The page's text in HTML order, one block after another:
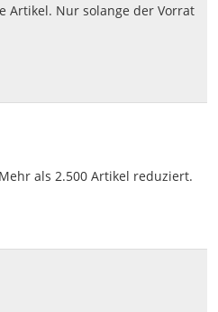
Artikel. Nur solange der Vorrat
als 2.500 Artikel reduziert.